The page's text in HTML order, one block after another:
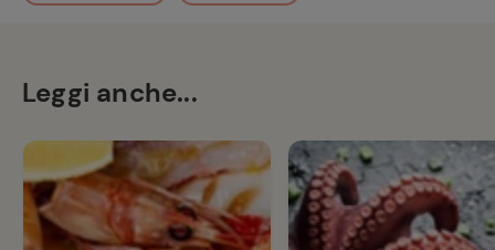
Leggi anche...